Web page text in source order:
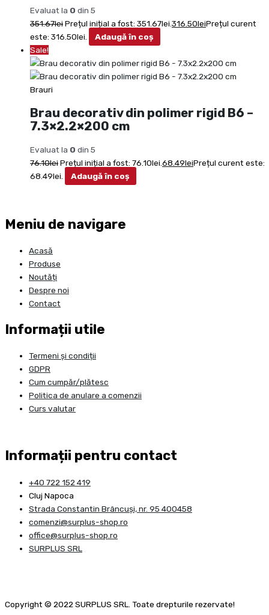
Evaluat la 0 din 5
351.67leiPrețul inițial a fost: 351.67lei. 316.50leiPrețul curent
este: 316.50lei.
Adaugă în coș
Sale!
Brauri
Brau decorativ din polimer rigid B6 –
7.3×2.2×200 cm
Evaluat la 0 din 5
76.10leiPrețul inițial a fost: 76.10lei. 68.49leiPrețul curent este:
68.49lei.
Adaugă în coș
Meniu de navigare
Acasă
Produse
Noutăți
Despre noi
Contact
Informații utile
Termeni și condiții
GDPR
Cum cumpăr/plătesc
Politica de anulare a comenzii
Curs valutar
Informații pentru contact
+40 722 152 419
Cluj Napoca
Strada Constantin Brâncuşi, nr. 95 400458
comenzi@surplus-shop.ro
office@surplus-shop.ro
SURPLUS SRL
Copyright © 2022 SURPLUS SRL. Toate drepturile rezervate!